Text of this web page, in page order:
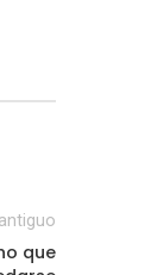
que